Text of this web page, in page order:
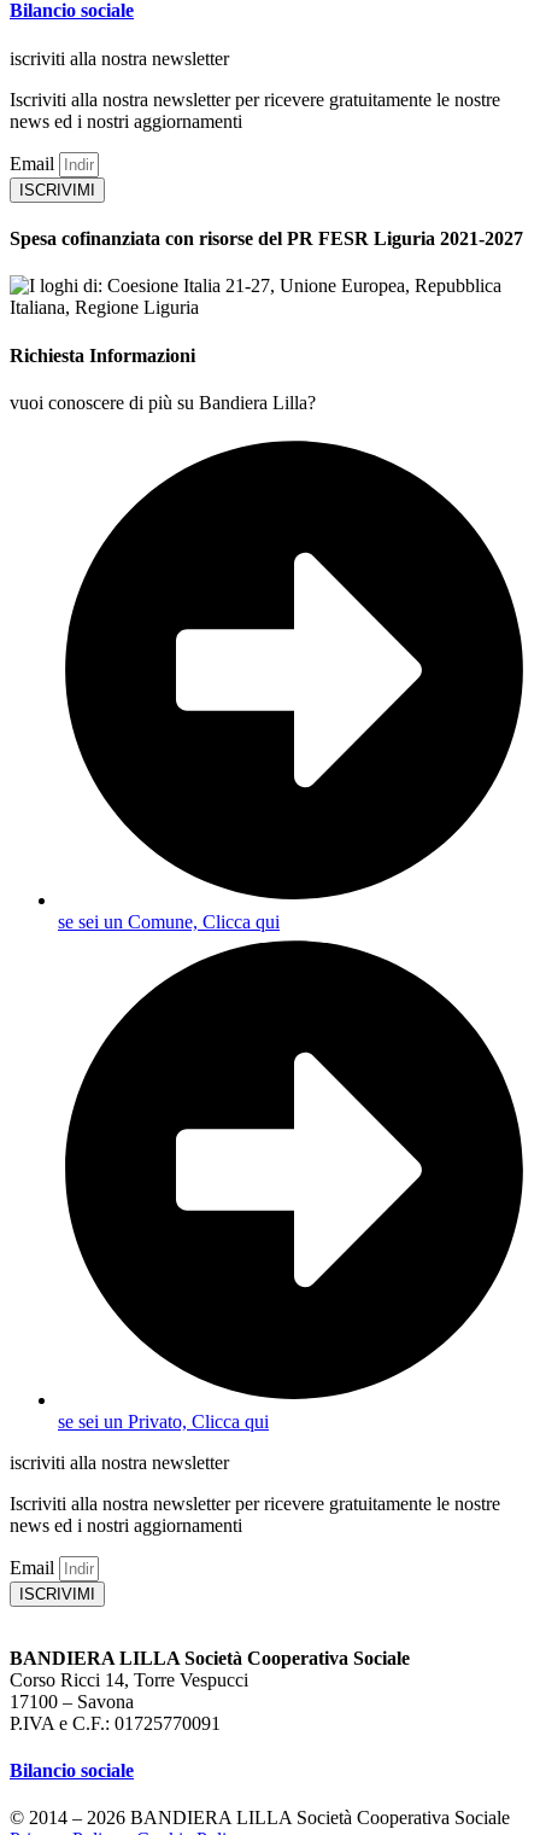
Bilancio sociale
iscriviti alla nostra newsletter
Iscriviti alla nostra newsletter per ricevere gratuitamente le nostre
news ed i nostri aggiornamenti
Email
ISCRIVIMI
Spesa cofinanziata con risorse del PR FESR Liguria 2021-2027
Richiesta Informazioni
vuoi conoscere di più su Bandiera Lilla?
se sei un Comune, Clicca qui
se sei un Privato, Clicca qui
iscriviti alla nostra newsletter
Iscriviti alla nostra newsletter per ricevere gratuitamente le nostre
news ed i nostri aggiornamenti
Email
ISCRIVIMI
BANDIERA LILLA Società Cooperativa Sociale
Corso Ricci 14, Torre Vespucci
17100 – Savona
P.IVA e C.F.: 01725770091
Bilancio sociale
© 2014 – 2026 BANDIERA LILLA Società Cooperativa Sociale